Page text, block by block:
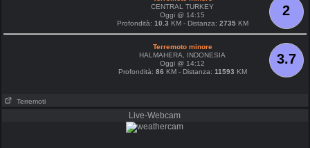
2
CENTRAL TURKEY
Oggi @ 14:15
Profondità: 10.3 KM - Distanza: 2735KM
3.7
Terremoto minore
HALMAHERA, INDONESIA
Oggi @ 14:12
Profondità: 86 KM - Distanza: 11593 KM
Terremoti
Live-Webcam